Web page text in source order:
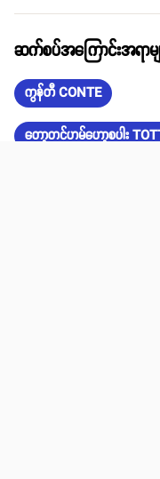
ဆက်စပ်အကြောင်းအရာမျ
ကွန်တီ CONTE
တော့တင်ဟမ်ဟော့စပါး